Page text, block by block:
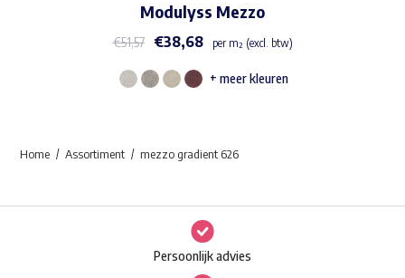
Modulyss Mezzo
€51,57 €38,68 per m² (excl. btw)
Dit
Deze
optie
kan
+ meer kleuren
Home Assortiment mezzo gradient 626
Persoonlijk advies